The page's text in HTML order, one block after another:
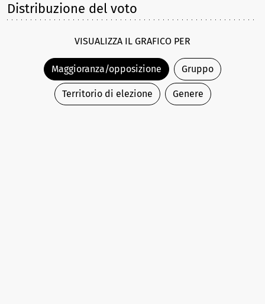
Distribuzione del voto
VISUALIZZA IL GRAFICO PER
Maggioranza/opposizione Gruppo
Territorio di elezione Genere